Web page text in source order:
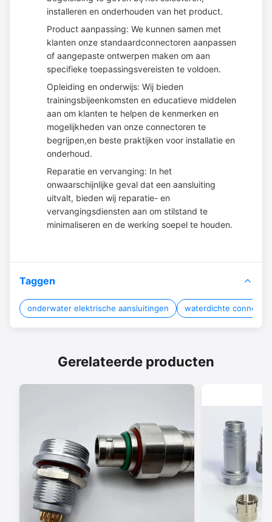
installeren en onderhouden van het product.
Product aanpassing: We kunnen samen met
klanten onze standaardconnectoren aanpassen
of aangepaste ontwerpen maken om aan
specifieke toepassingsvereisten te voldoen.
Opleiding en onderwijs: Wij bieden
trainingsbijeenkomsten en educatieve middelen
aan om klanten te helpen de kenmerken en
mogelijkheden van onze connectoren te
begrijpen,en beste praktijken voor installatie en
onderhoud.
Reparatie en vervanging: In het
onwaarschijnlijke geval dat een aansluiting
uitvalt, bieden wij reparatie- en
vervangingsdiensten aan om stilstand te
minimaliseren en de werking soepel te houden.
Taggen
onderwater elektrische aansluitingen waterdichte
Gerelateerde producten